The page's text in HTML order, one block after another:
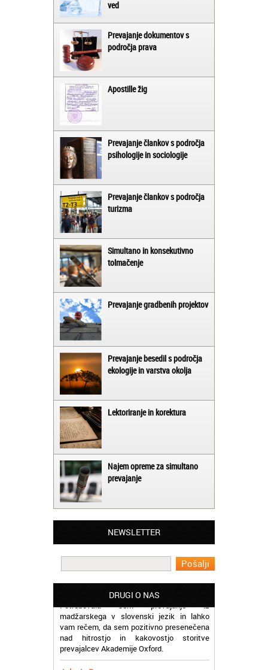
ved
Prevajanje dokumentov s
področja prava
Apostille žig
Prevajanje člankov s področja
psihologije in sociologije
Prevajanje člankov s področja
turizma
Simultano in konsekutivno
tolmačenje
Prevajanje gradbenih projektov
Prevajanje besedil s področja
ekologije in varstva okolja
Lektoriranje in korektura
Najem opreme za simultano
prevajanje
NEWSLETTER
DRUGI O NAS
Matjaž iz Ajdovščine:
Lahko pohvalim vse zaposlene v Akademiji
Oxford, ker so resnično profesionalni in
prevajalske storitve opravljajo hitro in
učinkoviti.
Potrebovala sem prevajanje iz
vam rečem, da sem pozitivno presenečena
nad hitrostjo in kakovostjo storitve
prevajalcev Akademije Oxford.
Jaka iz Bovca: